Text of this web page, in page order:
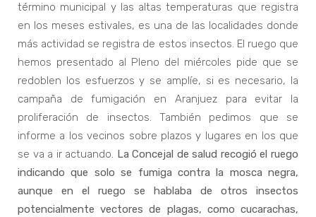
término municipal y las altas temperaturas que registra
en los meses estivales, es una de las localidades donde
más actividad se registra de estos insectos. El ruego que
hemos presentado al Pleno del miércoles pide que se
redoblen los esfuerzos y se amplíe, si es necesario, la
campaña de fumigación en Aranjuez para evitar la
proliferación de insectos. También pedimos que se
informe a los vecinos sobre plazos y lugares en los que
se va a ir actuando. La Concejal de salud recogió el ruego
indicando que solo se fumiga contra la mosca negra,
aunque en el ruego se hablaba de otros insectos
potencialmente vectores de plagas, como cucarachas,